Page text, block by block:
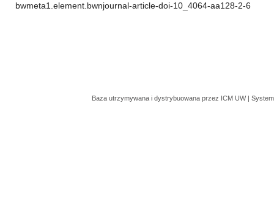
bwmeta1.element.bwnjournal-article-doi-10_4064-aa128-2-6
Baza utrzymywana i dystrybuowana przez ICM UW |